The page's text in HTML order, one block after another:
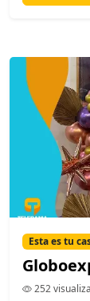
Esta es tu
252